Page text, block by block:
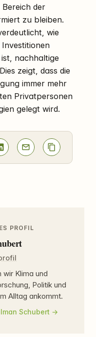
der
zu bleiben.
wie
nachhaltige
zeigt, dass die
immer mehr
Privatpersonen
gelegt wird.
PROFIL
wir Klima und
Politik und
Alltag ankommt.
Schubert